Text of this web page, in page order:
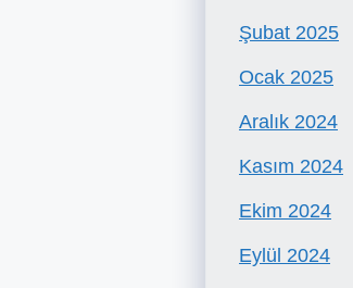
Şubat 2025
Ocak 2025
Aralık 2024
Kasım 2024
Ekim 2024
Eylül 2024